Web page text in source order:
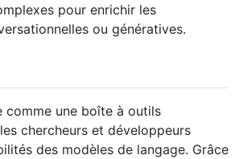
pour enrichir les
ou génératives.
comme une boîte à outils
chercheurs et développeurs
des modèles de langage. Grâce